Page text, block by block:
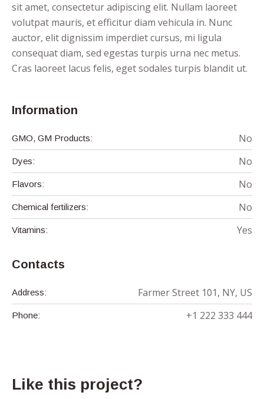
sit amet, consectetur adipiscing elit. Nullam laoreet
volutpat mauris, et efficitur diam vehicula in. Nunc
auctor, elit dignissim imperdiet cursus, mi ligula
consequat diam, sed egestas turpis urna nec metus.
Cras laoreet lacus felis, eget sodales turpis blandit ut.
Information
GMO, GM Products: No
Dyes: No
Flavors: No
Chemical fertilizers: No
Vitamins: Yes
Contacts
Address: Farmer Street 101, NY, US
Phone: +1 222 333 444
Like this project?